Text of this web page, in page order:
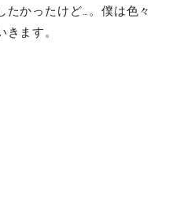
かったけど…。僕は色々
ます。